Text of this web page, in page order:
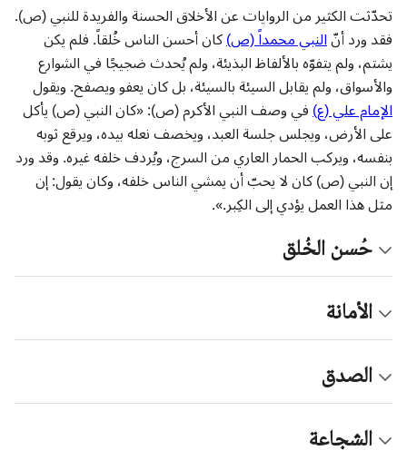
تحدّثت الكثير من الروايات عن الأخلاق الحسنة والفريدة للنبي (ص).
فقد ورد أنّالنبي محمداً (ص)كان أحسن الناس خُلقاً. فلم يكن
يشتم، ولم يتفوّه بالألفاظ البذيئة، ولم يُحدث ضجيجًا في الشوارع
والأسواق، ولم يقابل السيئة بالسيئة، بل كان يعفو ويصفح. ويقول
الإمام علي (ع)في وصف النبي الأكرم (ص): «كان النبي (ص) يأكل
على الأرض، ويجلس جلسة العبد، ويخصف نعله بيده، ويرقع ثوبه
بنفسه، ويركب الحمار العاري من السرج، ويُردف خلفه غيره. وقد ورد
إن النبي (ص) كان لا يحبّ أن يمشي الناس خلفه، وكان يقول: إن
مثل هذا العمل يؤدي إلى الكِبر.».
حُسن الخُلق
الأمانة
الصدق
الشجاعة